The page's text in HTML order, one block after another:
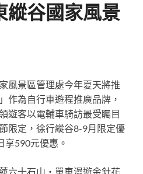
縱谷國家風景
風景區管理處今年夏天將推
作為自行車遊程推廣品牌，
遊客以電輔車騎訪最受矚目
限定，徐行縱谷8-9月限定優
享590元優惠。
六十石山・單車漫遊金針花